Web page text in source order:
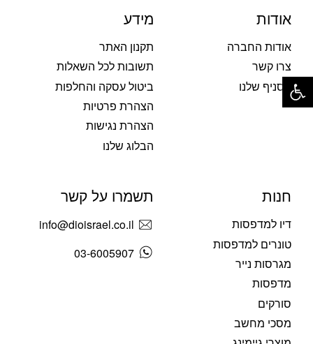
אודות
אודות החברה
צרו קשר
הסניף שלנו
מידע
תקנון האתר
תשובות לכל השאלות
ביטול עסקה והחלפות
הצהרת פרטיות
הצהרת נגישות
הבלוג שלנו
חנות
דיו למדפסות
טונרים למדפסות
מגרסות נייר
מדפסות
סורקים
מסכי מחשב
תשמרו על קשר
info@dioisrael.co.il
03-6005907
פתח סרגל נגישות